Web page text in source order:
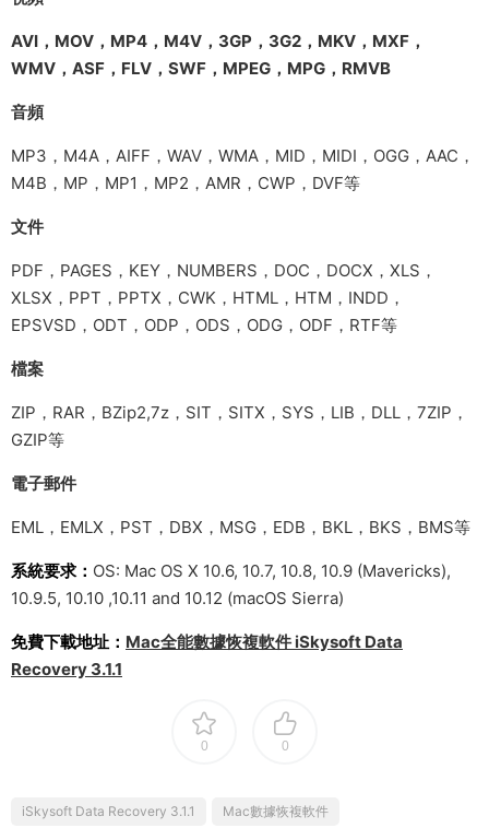
AVI，MOV，MP4，M4V，3GP，3G2，MKV，MXF，
WMV，ASF，FLV，SWF，MPEG，MPG，RMVB
音頻
MP3，M4A，AIFF，WAV，WMA，MID，MIDI，OGG，AAC，
M4B，MP，MP1，MP2，AMR，CWP，DVF等
文件
PDF，PAGES，KEY，NUMBERS，DOC，DOCX，XLS，
XLSX，PPT，PPTX，CWK，HTML，HTM，INDD，
EPSVSD，ODT，ODP，ODS，ODG，ODF，RTF等
檔案
ZIP，RAR，BZip2,7z，SIT，SITX，SYS，LIB，DLL，7ZIP，
GZIP等
電子郵件
EML，EMLX，PST，DBX，MSG，EDB，BKL，BKS，BMS等
系統要求： OS: Mac OS X 10.6, 10.7, 10.8, 10.9 (Mavericks),
10.9.5, 10.10 ,10.11 and 10.12 (macOS Sierra)
免費下載地址： Mac全能數據恢複軟件 iSkysoft Data
Recovery 3.1.1
0 0
iSkysoft Data Recovery 3.1.1 Mac數據恢複軟件